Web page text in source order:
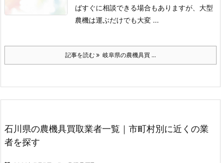
ばすぐに相談できる場合もありますが、大型
農機は運ぶだけでも大変 ...
記事を読む 岐阜県の農機具買 ...
石川県の農機具買取業者一覧｜市町村別に近くの業
者を探す